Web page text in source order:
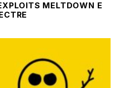
MELTDOWN E